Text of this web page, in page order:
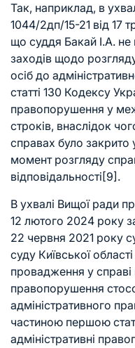
Так, наприклад, в
1044/2дп/15-21 від 17
що суддя Бакай І.А.
заходів щодо
осіб до
статті 130 Кодексу
правопорушення у
строків, внаслідок
справах було закрито
момент розгляду
відповідальності [9] .
В ухвалі Вищої ради
12 лютого 2024 року
22 червня 2021 року
суду Київської
провадження у справі
правопорушення
адміністративного
частиною першою
адміністративні